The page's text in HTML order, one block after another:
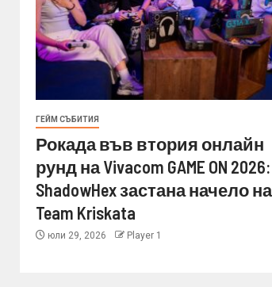
ГЕЙМ СЪБИТИЯ
Рокада във втория онлайн
рунд на Vivacom GAME ON 2026:
ShadowHex застана начело на
Team Kriskata
юли 29, 2026 Player 1